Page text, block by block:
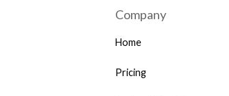
Company
Home
Pricing